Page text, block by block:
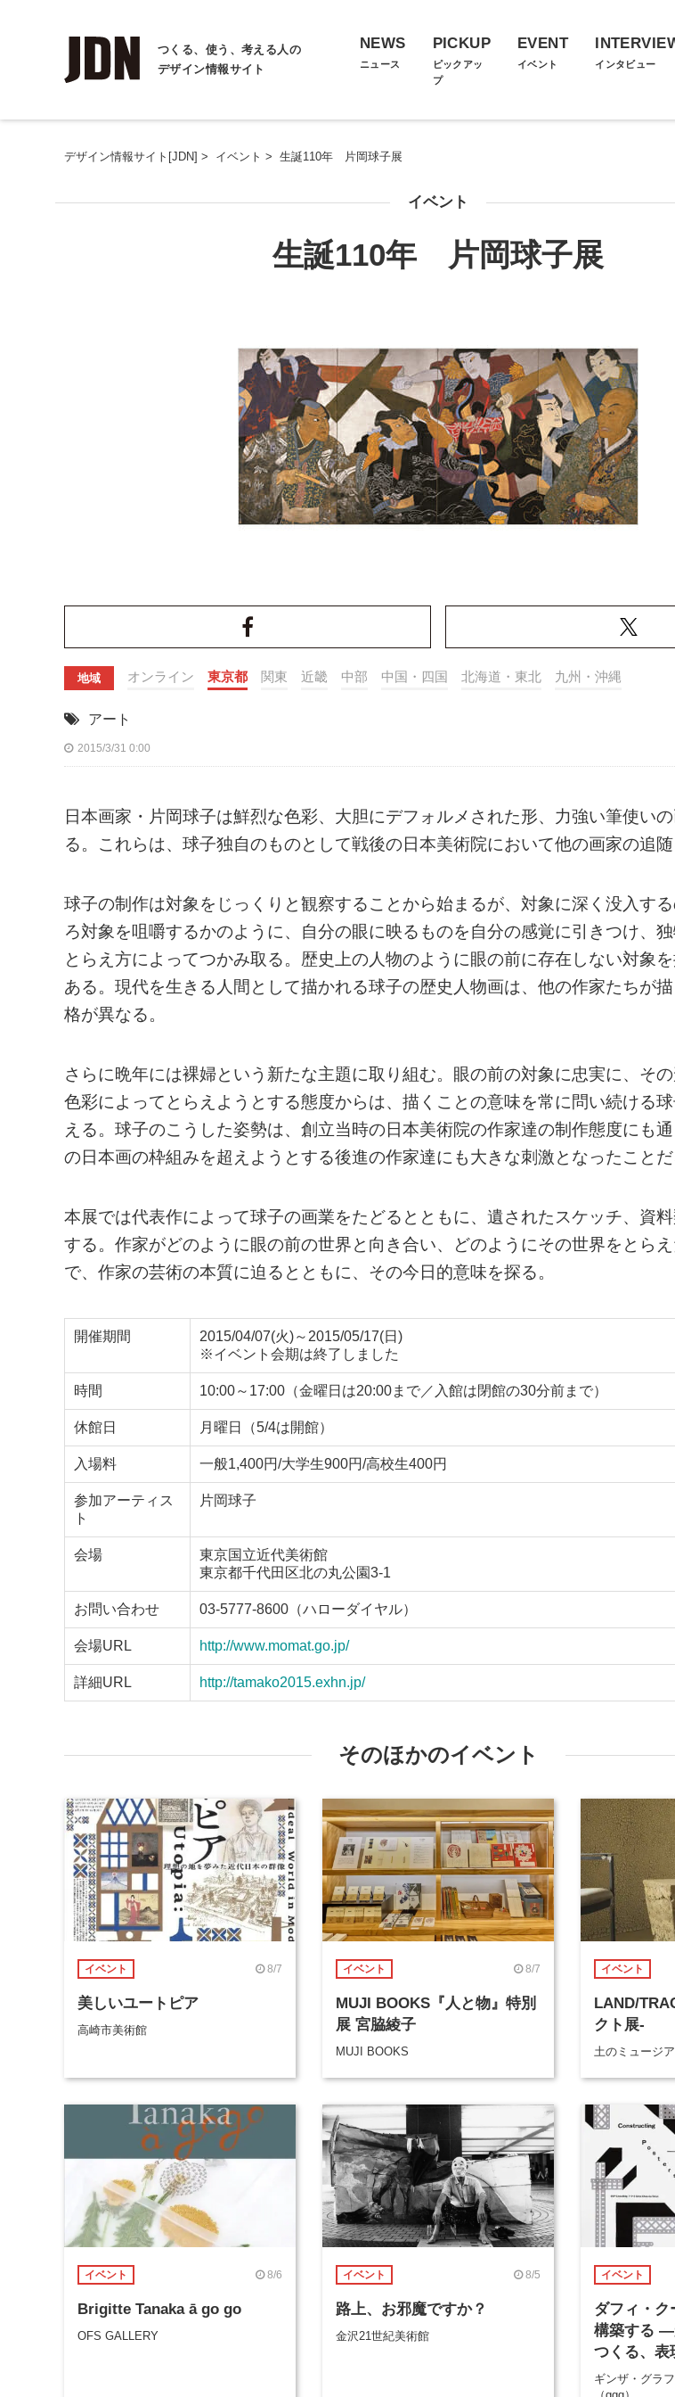
つくる、使う、考える人の
デザイン情報サイト
NEWS
ニュース
PICKUP
ピックアッ
プ
EVENT
イベント インタビュー
デザイン情報サイト[JDN] > イベント > 生誕110年 片岡球子展
イベント
生誕110年 片岡球子展
地域 オンライン 東京都 関東 近畿 中部 中国・四国 北海道・東北 九州・沖縄
アート
2015/3/31 0:00
日本画家・片岡球子は鮮烈な色彩、大胆にデフォルメされた形、力強い筆使い
る。これらは、球子独自のものとして戦後の日本美術院において他の画家の追随
球子の制作は対象をじっくりと観察することから始まるが、対象に深く没入す
ろ対象を咀嚼するかのように、自分の眼に映るものを自分の感覚に引きつけ、
とらえ方によってつかみ取る。歴史上の人物のように眼の前に存在しない対象
ある。現代を生きる人間として描かれる球子の歴史人物画は、他の作家たちが
格が異なる。
さらに晩年には裸婦という新たな主題に取り組む。眼の前の対象に忠実に、そ
色彩によってとらえようとする態度からは、描くことの意味を常に問い続ける
える。球子のこうした姿勢は、創立当時の日本美術院の作家達の制作態度にも
の日本画の枠組みを超えようとする後進の作家達にも大きな刺激となったことだ
本展では代表作によって球子の画業をたどるとともに、遺されたスケッチ、資
する。作家がどのように眼の前の世界と向き合い、どのようにその世界をとら
で、作家の芸術の本質に迫るとともに、その今日的意味を探る。
開催期間
2015/04/07(火)～2015/05/17(日)
※イベント会期は終了しました
時間 10:00～17:00（金曜日は20:00まで／入館は閉館の30分前まで）
休館日 月曜日（5/4は開館）
入場料 一般1,400円/大学生900円/高校生400円
参加アーティス
ト
片岡球子
会場
東京国立近代美術館
東京都千代田区北の丸公園3-1
お問い合わせ 03-5777-8600（ハローダイヤル）
会場URL http://www.momat.go.jp/
詳細URL http://tamako2015.exhn.jp/
そのほかのイベント
イベント 8/7
美しいユートピア
高崎市美術館
イベント 8/7
MUJI BOOKS『人と物』特別
展 宮脇綾子
MUJI BOOKS
イベント
LAND/
クト展-
土のミュージ
イベント 8/6
Brigitte Tanaka ā go go
OFS GALLERY
イベント 8/5
路上、お邪魔ですか？
金沢21世紀美術館
イベント
ダフィ・ク
構築する ―
つくる、
ギンザ・グラ